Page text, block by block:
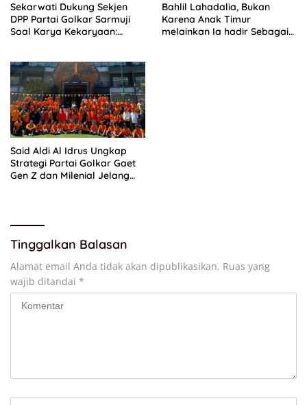
Sekarwati Dukung Sekjen
DPP Partai Golkar Sarmuji
Soal Karya Kekaryaan:
Bahlil Lahadalia, Bukan
Karena Anak Timur
melainkan Ia hadir Sebagai
Said Aldi Al Idrus Ungkap
Strategi Partai Golkar Gaet
Gen Z dan Milenial Jelang
Tinggalkan Balasan
Alamat email Anda tidak akan dipublikasikan. Ruas yang
wajib ditandai *